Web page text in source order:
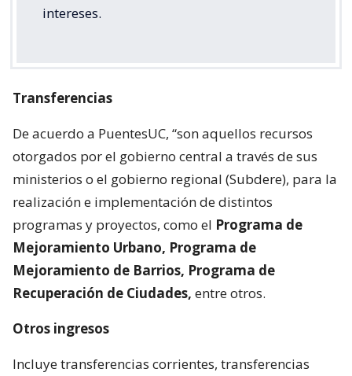
intereses.
Transferencias
De acuerdo a PuentesUC, “son aquellos recursos
otorgados por el gobierno central a través de sus
ministerios o el gobierno regional (Subdere), para la
realización e implementación de distintos
programas y proyectos, como el Programa de
Mejoramiento Urbano, Programa de
Mejoramiento de Barrios, Programa de
Recuperación de Ciudades, entre otros.
Otros ingresos
Incluye transferencias corrientes, transferencias